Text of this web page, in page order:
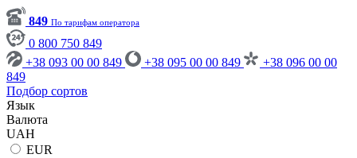
849 По тарифам оператора
0 800 750 849
+38 093 00 00 849
+38 095 00 00 849
+38 096 00 00
849
Подбор сортов
Язык
Валюта
UAH
EUR